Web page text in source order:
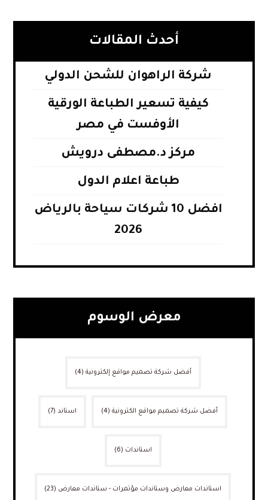
أحدث المقالات
شركة الراهوان للشحن الدولي
كيفية تسعير الطباعة الورقية
الأوفست في مصر
مركز د.مصطفى درويش
طباعة اعلام الدول
افضل 10 شركات سياحة بالرياض
2026
معرض الوسوم
أفضل شركة تصميم مواقع إلكترونية (4)
أفضل شركة تصميم مواقع الكترونية (4) استاند (7)
استاندات (6)
استاندات معارض وستاندات مؤتمرات - ستاندات معارض (23)